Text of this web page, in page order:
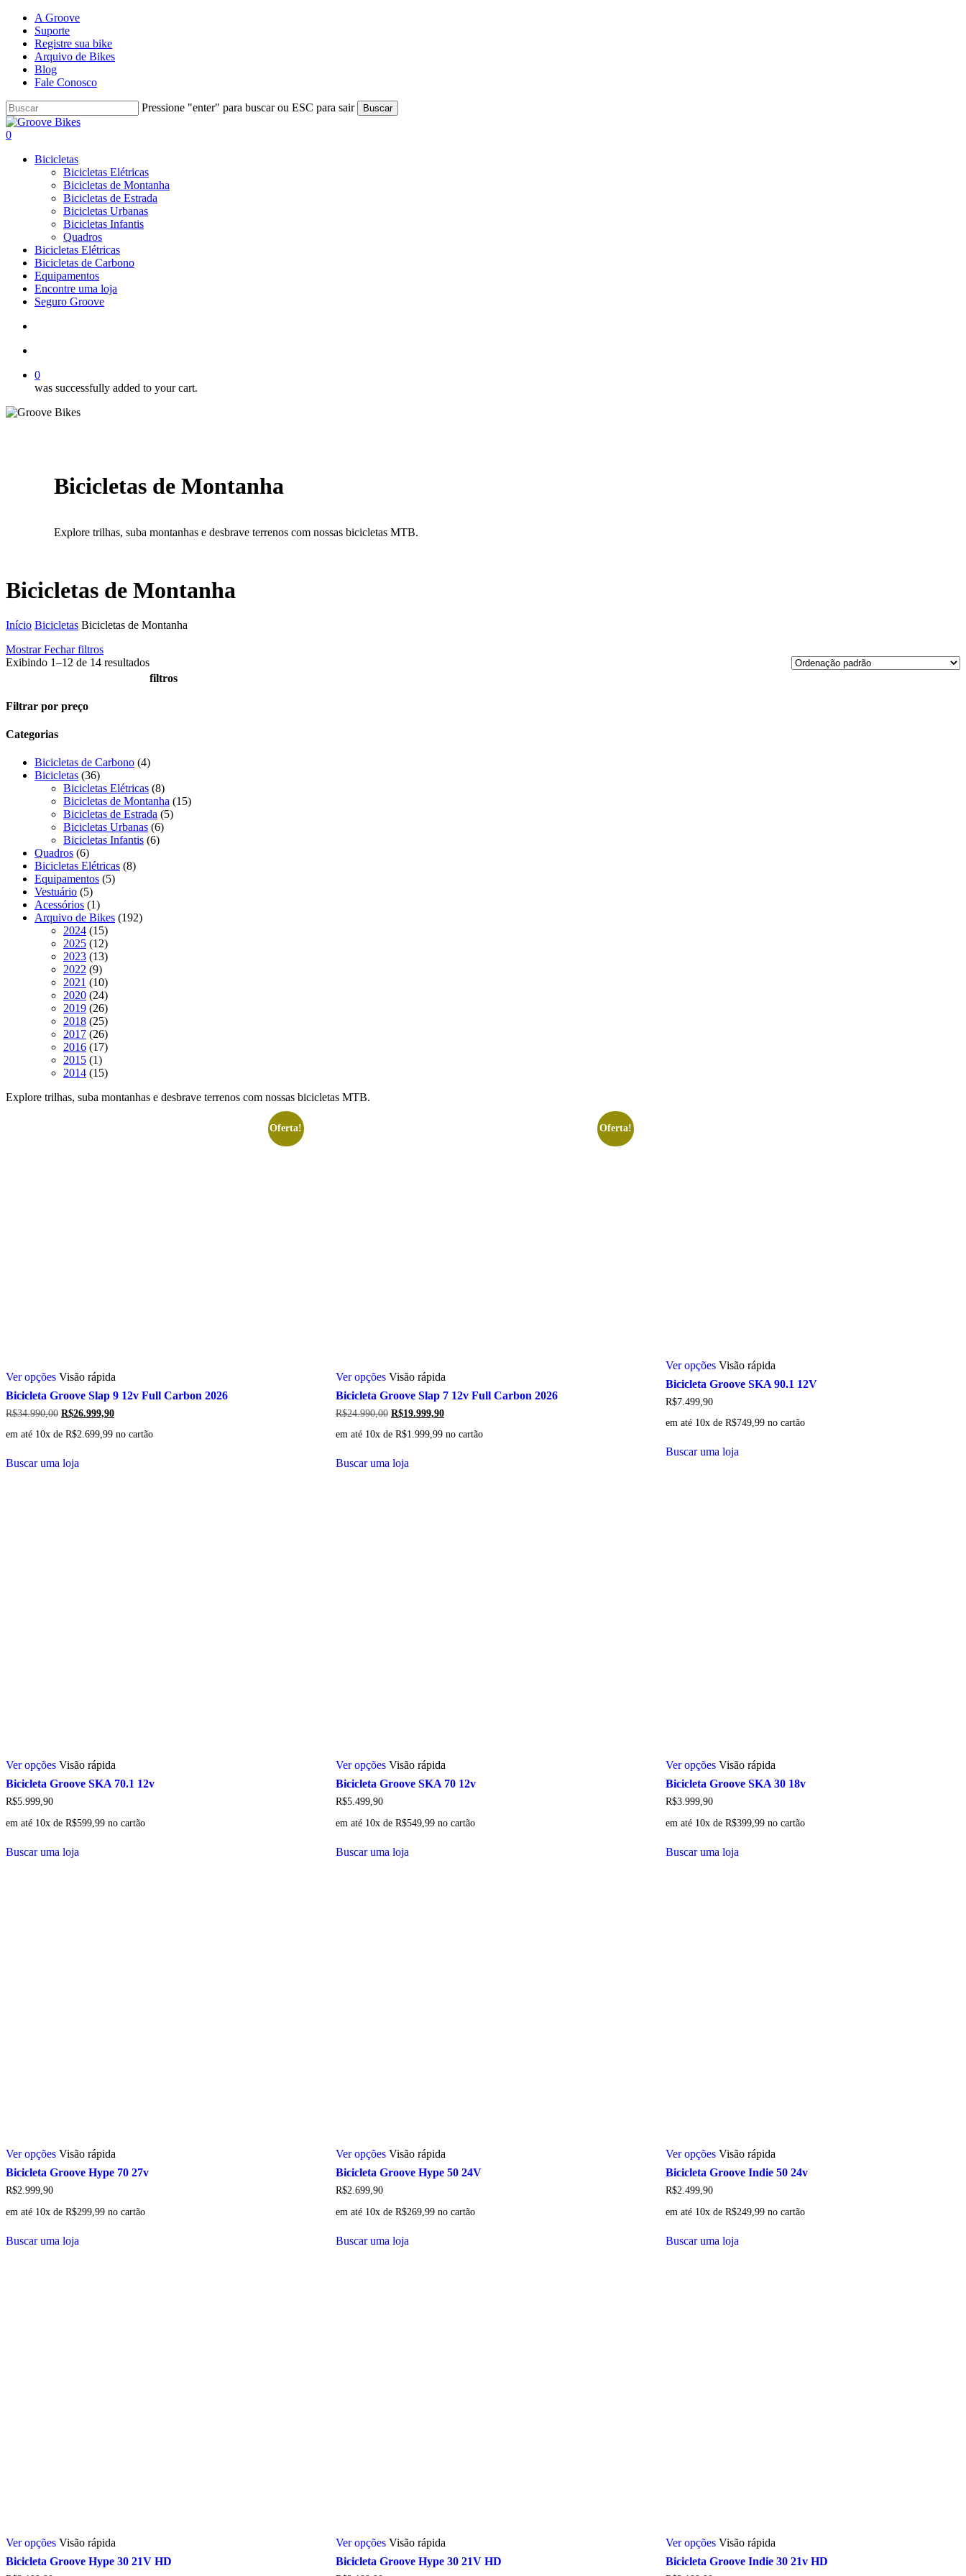
Skip
main
content
A Groove
Suporte
Registre sua bike
Arquivo de Bikes
Blog
Fale Conosco
Pressione "enter" para buscar ou ESC para sair Buscar
Close
Search
Buscar..
account
0
Bicicletas
Bicicletas Elétricas
Bicicletas de Montanha
Bicicletas de Estrada
Bicicletas Urbanas
Bicicletas Infantis
Quadros
Bicicletas Elétricas
Bicicletas de Carbono
Equipamentos
Encontre uma loja
Seguro Groove
0
was successfully added to your cart.
Bicicletas de Montanha
Explore trilhas, suba montanhas e desbrave terrenos com nossas bicicletas MTB.
Bicicletas de Montanha
Início Bicicletas Bicicletas de Montanha
Mostrar Fechar filtros
Exibindo 1–12 de 14 resultados
filtros
Close
Filtrar por preço
Categorias
Bicicletas de Carbono 44
Bicicletas 3636
produtos
Bicicletas Elétricas 88
produtos
Bicicletas de Montanha 1515
Bicicletas de Estrada 55
Bicicletas Urbanas 66
Bicicletas Infantis 66
Quadros 66
produtos
Bicicletas Elétricas 88
Equipamentos 55
Vestuário 55
produtos
Acessórios 11
produto
Arquivo de Bikes 192192
2024 1515
produtos
2025 1212
produtos
2023 1313
2022 99
produtos
2021 1010
produtos
2020 2424
produtos
2019 2626
produtos
2018 2525
produtos
2017 2626
produtos
2016 1717
2015 11
produto
2014 1515
Explore trilhas, suba montanhas e desbrave terrenos com nossas bicicletas MTB.
Oferta!
Ver opções produto
várias
variantes.
As
opções
ser
Visão rápida
Bicicleta Groove Slap 9 12v Full Carbon 2026
R$34.990,00 O
original
R$34.990,00.
R$26.999,90O
atual
em até 10x de R$2.699,99 no cartão
Buscar uma loja
Oferta!
Ver opções produto
várias
variantes.
As
opções
ser
Visão rápida
Bicicleta Groove Slap 7 12v Full Carbon 2026
R$24.990,00 O
original
R$24.990,00.
R$19.999,90O
atual
em até 10x de R$1.999,99 no cartão
Buscar uma loja
Ver opções produto
várias
As
opções
ser
Visão rápida
Bicicleta Groove SKA 90.1 12V
R$7.499,90
em até 10x de R$749,99 no cartão
Buscar uma loja
Ver opções produto
várias
As
opções
ser
Visão rápida
Bicicleta Groove SKA 70.1 12v
R$5.999,90
em até 10x de R$599,99 no cartão
Buscar uma loja
Ver opções produto
várias
As
opções
ser
Visão rápida
Bicicleta Groove SKA 70 12v
R$5.499,90
em até 10x de R$549,99 no cartão
Buscar uma loja
Ver opções produto
várias
As
opções
ser
Visão rápida
Bicicleta Groove SKA 30 18v
R$3.999,90
em até 10x de R$399,99 no cartão
Buscar uma loja
Ver opções produto
várias
As
opções
ser
Visão rápida
Bicicleta Groove Hype 70 27v
R$2.999,90
em até 10x de R$299,99 no cartão
Buscar uma loja
Ver opções produto
várias
As
opções
ser
Visão rápida
Bicicleta Groove Hype 50 24V
R$2.699,90
em até 10x de R$269,99 no cartão
Buscar uma loja
Ver opções produto
várias
As
opções
ser
Visão rápida
Bicicleta Groove Indie 50 24v
R$2.499,90
em até 10x de R$249,99 no cartão
Buscar uma loja
Ver opções produto
várias
Visão rápida
Bicicleta Groove Hype 30 21V HD
Ver opções produto
várias
Visão rápida
Bicicleta Groove Hype 30 21V HD
Ver opções produto
várias
Visão rápida
Bicicleta Groove Indie 30 21v HD